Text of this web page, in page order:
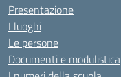
Presentazione
I luoghi
Le persone
Documenti e modulistica